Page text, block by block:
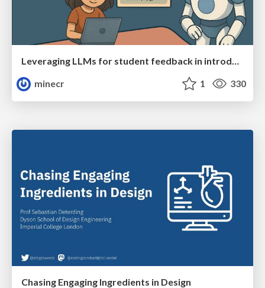
Leveraging LLMs for student feedback in introductory data science courses - posit::conf(2025)
minecr
1 330
Chasing Engaging Ingredients in Design